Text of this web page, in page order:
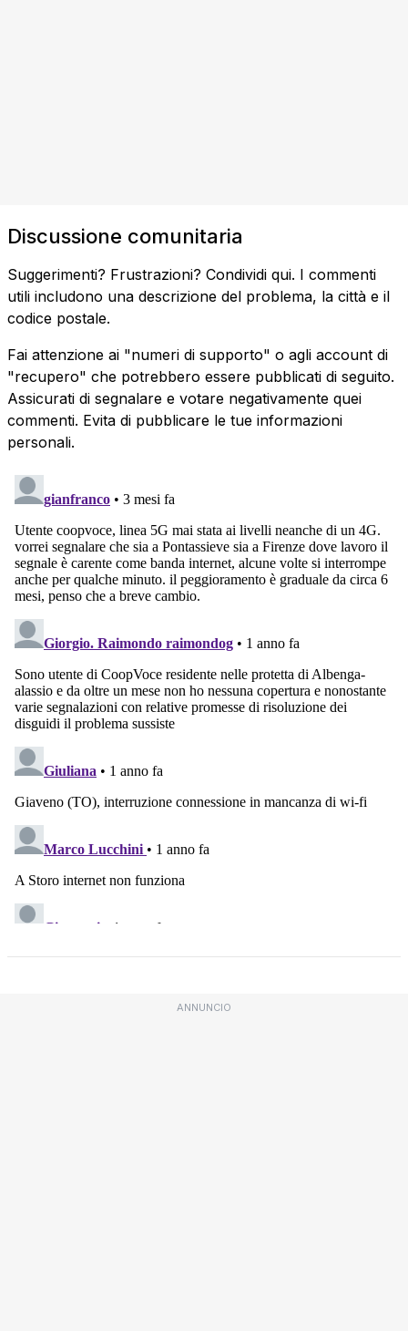
Discussione comunitaria
Suggerimenti? Frustrazioni? Condividi qui. I commenti
utili includono una descrizione del problema, la città e il
codice postale.
Fai attenzione ai "numeri di supporto" o agli account di
"recupero" che potrebbero essere pubblicati di seguito.
Assicurati di segnalare e votare negativamente quei
commenti. Evita di pubblicare le tue informazioni
personali.
ANNUNCIO